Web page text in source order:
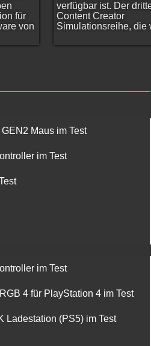
für
von
verfügbar ist. Der
Content Creator
Simulationsreihe, die
Maus im Test
im Test
im Test
4 für PlayStation 4 im Test
Ladestation (PS5) im Test